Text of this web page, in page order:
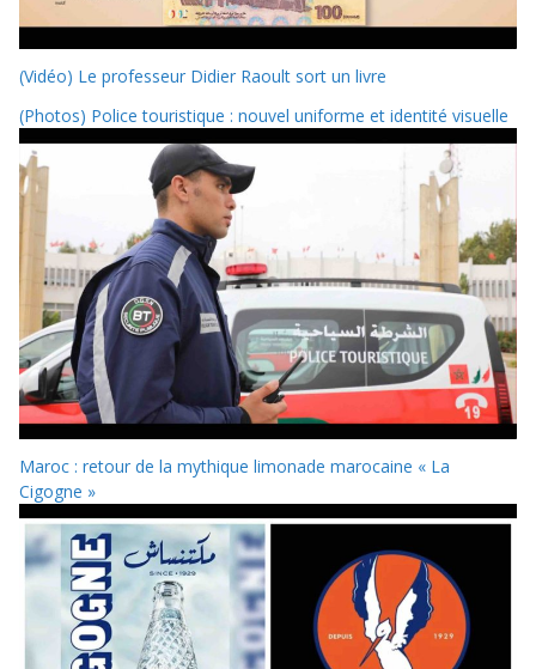
(Vidéo) Le professeur Didier Raoult sort un livre
(Photos) Police touristique : nouvel uniforme et identité visuelle
Maroc : retour de la mythique limonade marocaine « La
Cigogne »